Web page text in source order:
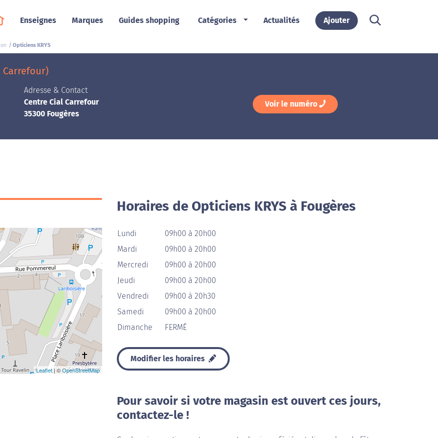
Enseignes Marques Guides shopping Catégories Actualités Ajouter
Opticiens KRYS
Carrefour)
Adresse & Contact
Centre Cial Carrefour
35300 Fougères
Voir le numéro
Leaflet| ©OpenStreetMap
Horaires de Opticiens KRYS à Fougères
Lundi
09h00 à 20h00
Mardi
09h00 à 20h00
Mercredi
09h00 à 20h00
Jeudi
09h00 à 20h00
Vendredi
09h00 à 20h30
Samedi
09h00 à 20h00
Dimanche
FERMÉ
Modifier les horaires
Pour savoir si votre magasin est ouvert ces jours,
contactez-le !